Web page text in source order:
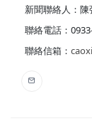
新聞聯絡人：陳
聯絡電話：
聯絡信箱：